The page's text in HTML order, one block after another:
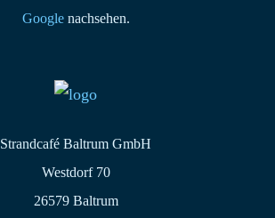
Googlenachsehen.
Strandcafé Baltrum GmbH
Westdorf 70
26579 Baltrum